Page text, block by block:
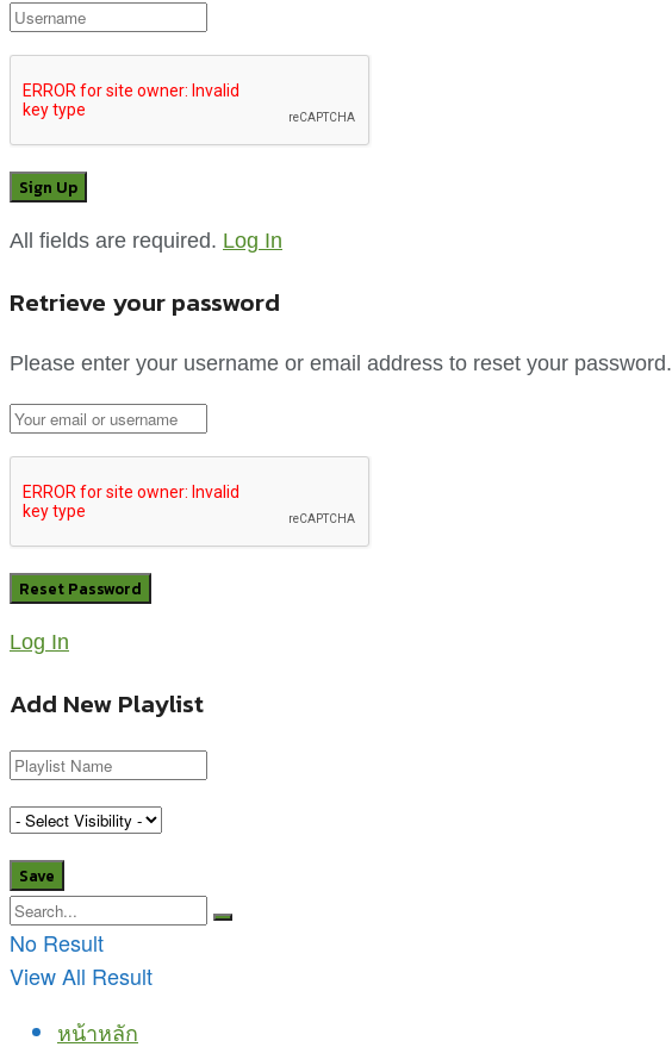
All fields are required. Log In
Retrieve your password
Please enter your username or email address to reset your password.
Log In
Add New Playlist
No Result
View All Result
หน้าหลัก